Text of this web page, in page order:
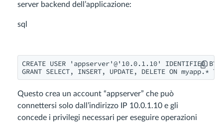
server backend dell’applicazione:
sql
CREATE USER 'appserver'@'10.0.1.10' IDENTIFIED BY
GRANT SELECT, INSERT, UPDATE, DELETE ON
Questo crea un account “appserver” che può
connettersi solo dall’indirizzo IP 10.0.1.10 e gli
concede i privilegi necessari per eseguire operazioni